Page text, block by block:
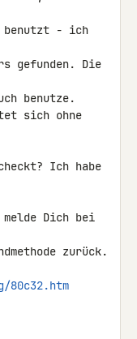
benutzt - ich
gefunden. Die
benutze.
sich ohne
Ich habe
Dich bei
zurück.